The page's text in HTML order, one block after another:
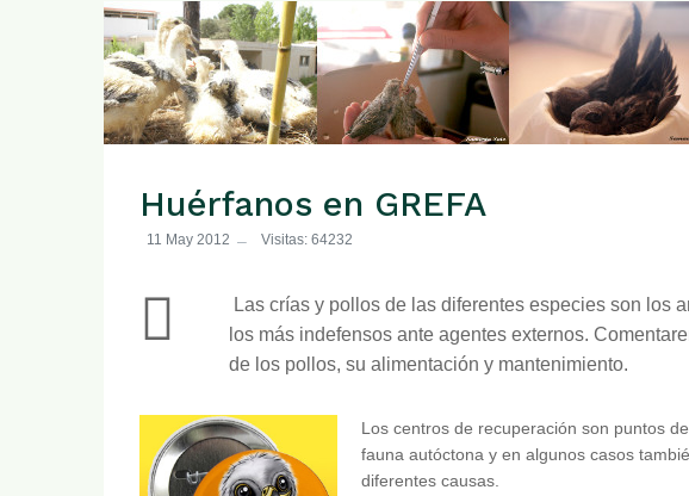
Huérfanos en GREFA
11 May 2012 Visitas: 64232
Las crías y pollos de las diferentes especies son los
los más indefensos ante agentes externos.
de los pollos, su alimentación y mantenimiento.
Los centros de recuperación son puntos
fauna autóctona y en algunos casos
diferentes causas.